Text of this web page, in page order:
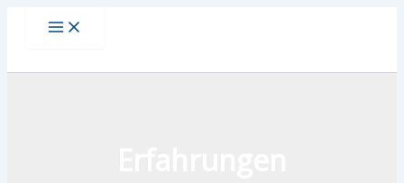
springen